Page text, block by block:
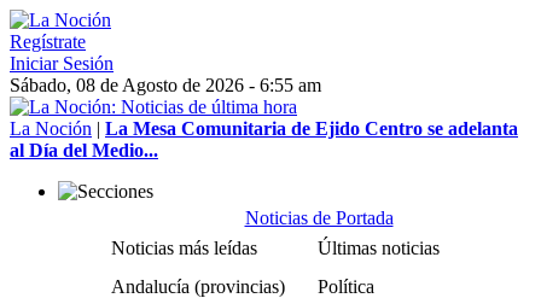
Regístrate
Iniciar Sesión
Sábado, 08 de Agosto de 2026 - 6:55 am
La Noción | La Mesa Comunitaria de Ejido Centro se adelanta
al Día del Medio...
Noticias de Portada
Noticias más leídas
Últimas noticias
Andalucía (provincias)
Política